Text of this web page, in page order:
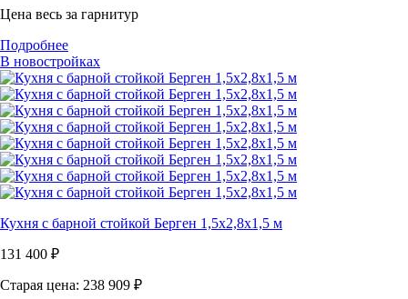
Цена весь за гарнитур
Подробнее
В новостройках
Кухня с барной стойкой Берген 1,5х2,8х1,5 м
131 400 ₽
Старая цена: 238 909 ₽